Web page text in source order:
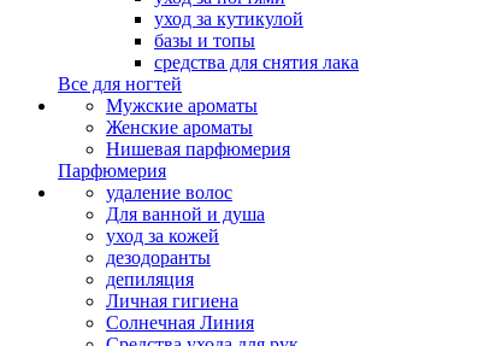
уход за кутикулой
базы и топы
средства для снятия лака
Все для ногтей
Мужские ароматы
Женские ароматы
Нишевая парфюмерия
Парфюмерия
удаление волос
Для ванной и душа
уход за кожей
дезодоранты
депиляция
Личная гигиена
Солнечная Линия